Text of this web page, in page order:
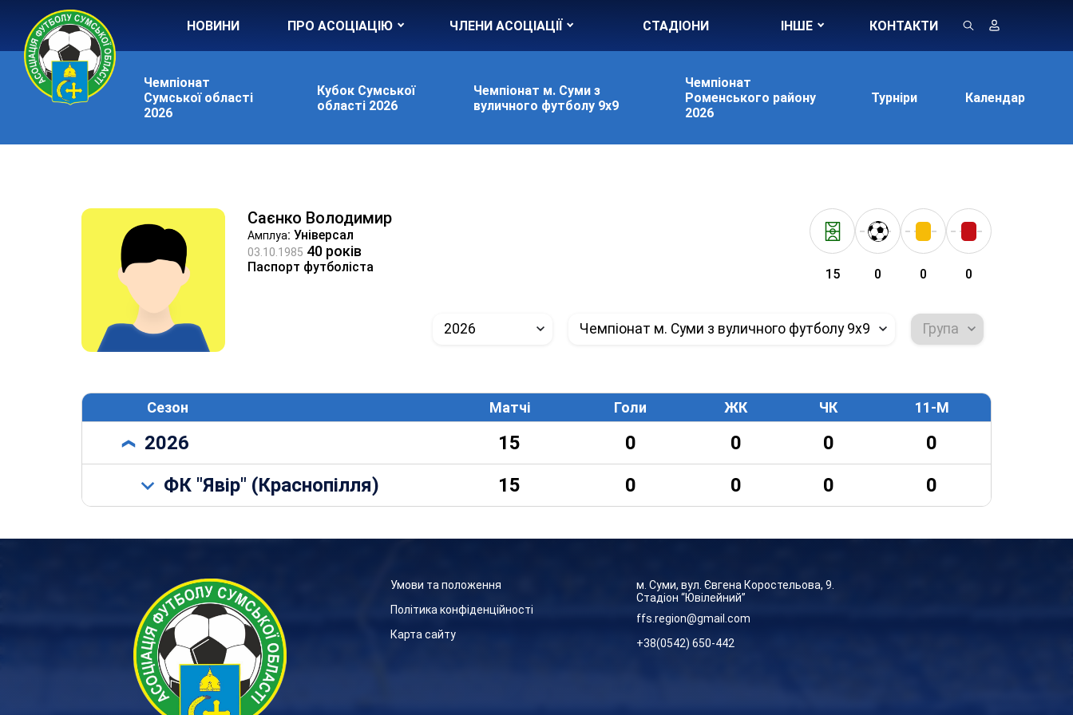
НОВИНИ ПРО АСОЦІАЦІЮ ЧЛЕНИ АСОЦІАЦІЇ СТАДІОНИ ІНШЕ КОНТАКТИ
Чемпіонат
Сумської області
2026
Кубок Сумської
області 2026
Чемпіонат м. Суми з
вуличного футболу 9х9
Чемпіонат
Роменського району
2026
Турніри Календар
Саєнко Володимир
Амплуа: Універсал
03.10.1985 40 років
Паспорт футболіста 15 0 0 0
2026 Чемпіонат м. Суми з вуличного футболу 9х9 Група
Сезон Матчі Голи ЖК ЧК 11-М
2026 15 0 0 0
0
ФК "Явір" (Краснопілля)
15 0 0 0 0
Умови та положення
Політика конфіденційності
Карта сайту
м. Суми, вул. Євгена Коростельова, 9.
Стадіон “Ювілейний”
ffs.region@gmail.com
+38(0542) 650-442